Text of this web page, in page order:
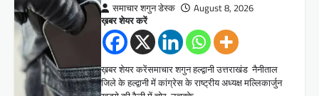
समाचार शगुन डेस्क August 8, 2026
ख़बर शेयर करें
ख़बर शेयर करेंसमाचार शगुन हल्द्वानी उत्तराखंड नैनीताल
जिले के हल्द्वानी में कांग्रेस के राष्ट्रीय अध्यक्ष मल्लिकार्जुन